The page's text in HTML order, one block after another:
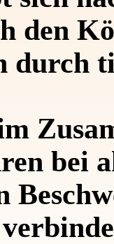
den
durch
bei